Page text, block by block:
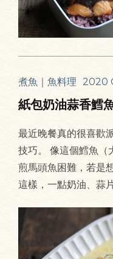
煮魚｜魚料理 2020
紙包奶油蒜香鱈
最近晚餐真的很喜歡
技巧。 像這個鱈魚（
煎馬頭魚困難，若是
這樣，一點奶油、蒜